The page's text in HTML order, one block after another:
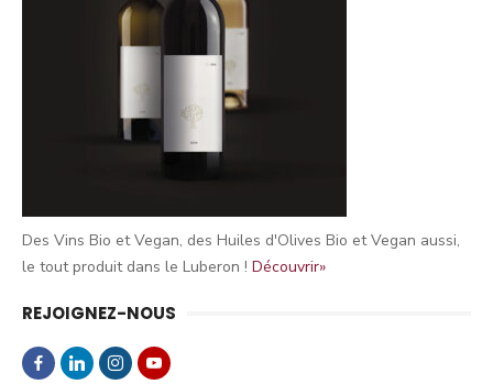
Des Vins Bio et Vegan, des Huiles d'Olives Bio et Vegan aussi,
le tout produit dans le Luberon ! Découvrir»
REJOIGNEZ-NOUS